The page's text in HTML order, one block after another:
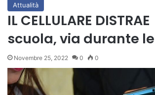
Attualità
IL CELLULARE
scuola, via durante
Novembre 25, 2022 0 0